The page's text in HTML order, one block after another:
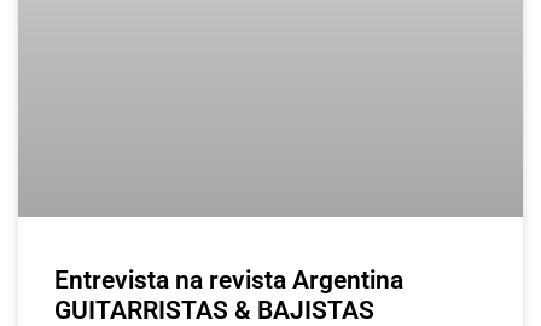
Entrevista na revista Argentina
GUITARRISTAS & BAJISTAS